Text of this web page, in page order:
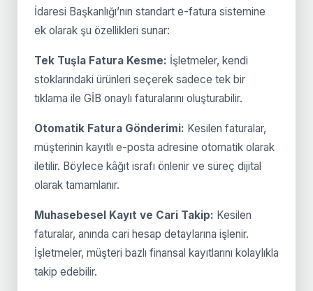
İdaresi Başkanlığı’nın standart e-fatura sistemine
ek olarak şu özellikleri sunar:
Tek Tuşla Fatura Kesme: İşletmeler, kendi
stoklarındaki ürünleri seçerek sadece tek bir
tıklama ile GİB onaylı faturalarını oluşturabilir.
Otomatik Fatura Gönderimi: Kesilen faturalar,
müşterinin kayıtlı e-posta adresine otomatik olarak
iletilir. Böylece kâğıt israfı önlenir ve süreç dijital
olarak tamamlanır.
Muhasebesel Kayıt ve Cari Takip: Kesilen
faturalar, anında cari hesap detaylarına işlenir.
İşletmeler, müşteri bazlı finansal kayıtlarını kolaylıkla
takip edebilir.